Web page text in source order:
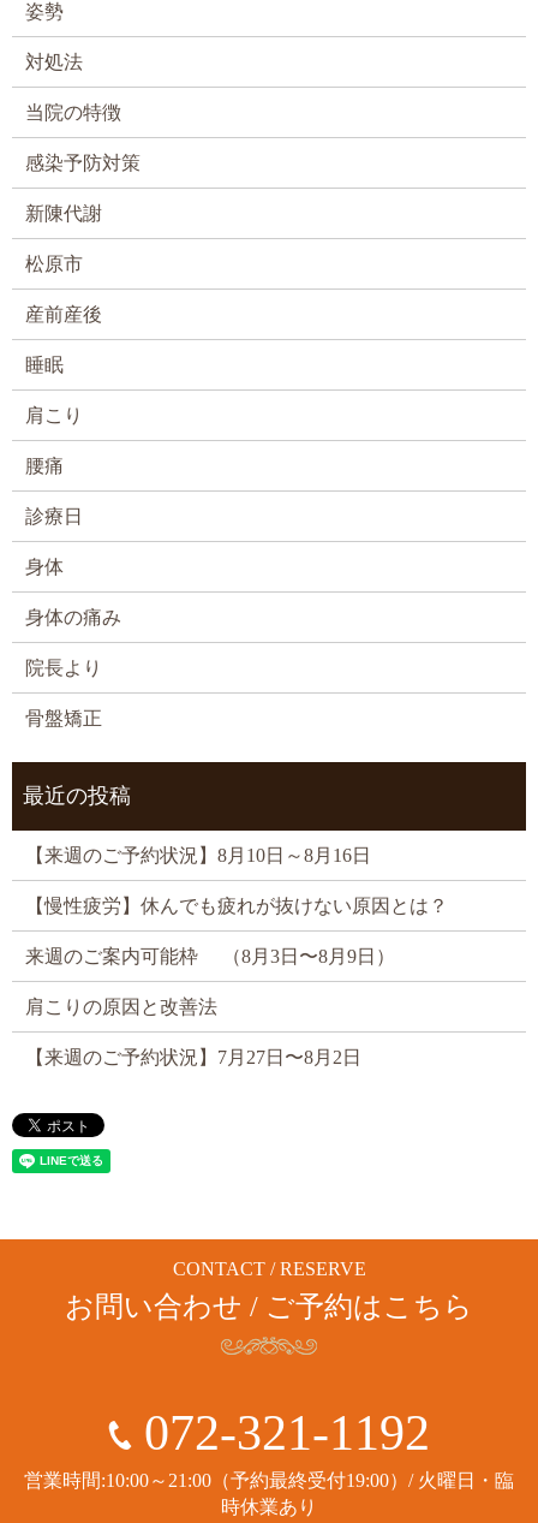
姿勢
対処法
当院の特徴
感染予防対策
新陳代謝
松原市
産前産後
睡眠
肩こり
腰痛
診療日
身体
身体の痛み
院長より
骨盤矯正
最近の投稿
【来週のご予約状況】8月10日～8月16日
【慢性疲労】休んでも疲れが抜けない原因とは？
来週のご案内可能枠 （8月3日〜8月9日）
肩こりの原因と改善法
【来週のご予約状況】7月27日〜8月2日
CONTACT / RESERVE
お問い合わせ / ご予約はこちら
072-321-1192
営業時間:10:00～21:00（予約最終受付19:00）/ 火曜日・臨
時休業あり